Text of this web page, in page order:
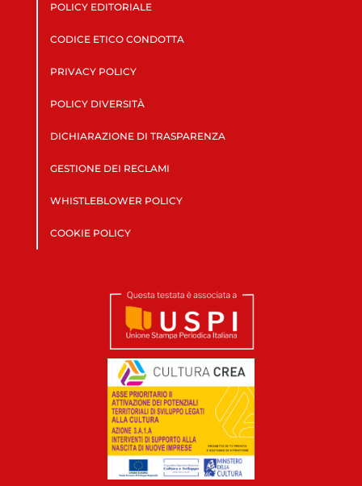
POLICY EDITORIALE
CODICE ETICO CONDOTTA
PRIVACY POLICY
POLICY DIVERSITÀ
DICHIARAZIONE DI TRASPARENZA
GESTIONE DEI RECLAMI
WHISTLEBLOWER POLICY
COOKIE POLICY